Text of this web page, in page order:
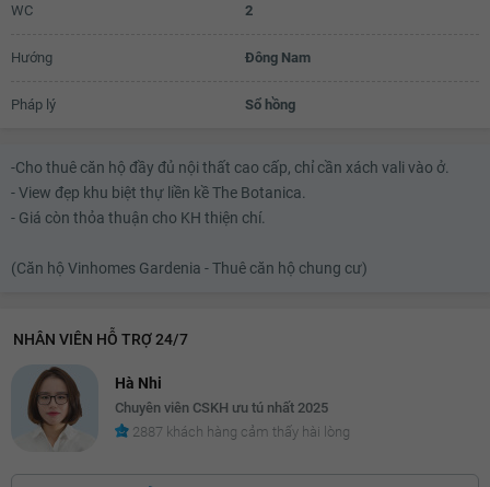
WC 2
Hướng Đông Nam
Pháp lý Sổ hồng
-Cho thuê căn hộ đầy đủ nội thất cao cấp, chỉ cần xách vali vào ở.
- View đẹp khu biệt thự liền kề The Botanica.
- Giá còn thỏa thuận cho KH thiện chí.
(Căn hộ Vinhomes Gardenia - Thuê căn hộ chung cư)
NHÂN VIÊN HỖ TRỢ 24/7
Hà Nhi
Chuyên viên CSKH ưu tú nhất 2025
2887 khách hàng cảm thấy hài lòng